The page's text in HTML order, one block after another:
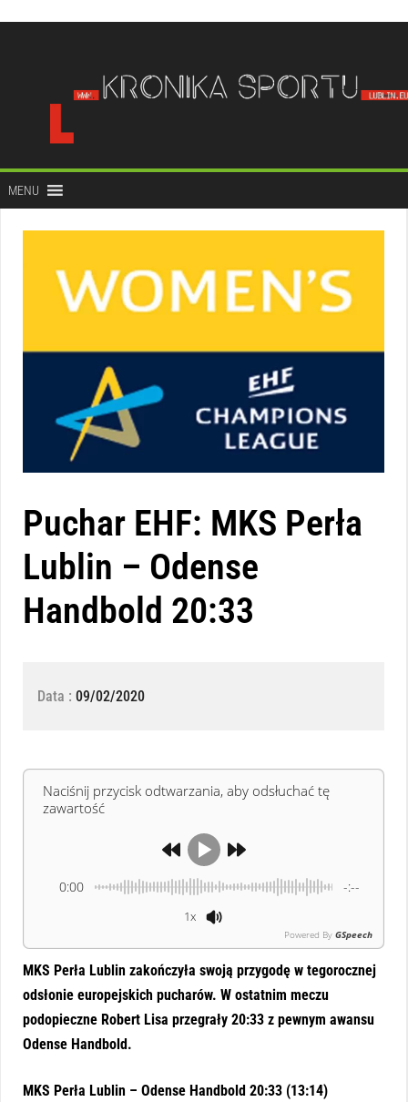
treści
MENU
Puchar EHF: MKS Perła
Lublin – Odense
Handbold 20:33
Data : 09/02/2020
Naciśnij przycisk odtwarzania, aby odsłuchać tę
zawartość
0:00 -:--
1x
Powered By GSpeech
MKS Perła Lublin zakończyła swoją przygodę w tegorocznej
odsłonie europejskich pucharów. W ostatnim meczu
podopieczne Robert Lisa przegrały 20:33 z pewnym awansu
Odense Handbold.
MKS Perła Lublin – Odense Handbold 20:33 (13:14)